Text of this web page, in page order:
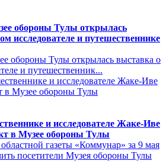
обороны Тулы открылась
исследователе и путешественнике
обороны Тулы открылась выставка о
и путешественник...
и исследователе Жаке-Иве
в Музее обороны Тулы